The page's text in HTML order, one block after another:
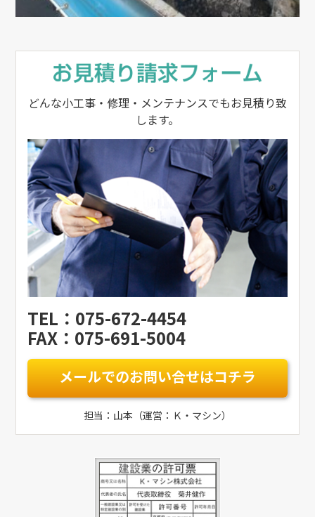
どんな小工事・修理・メンテナンスでもお見積り致
します。
TEL：075-672-4454
FAX：075-691-5004
メールでのお問い合せはコチラ
担当：山本（運営：Ｋ・マシン）